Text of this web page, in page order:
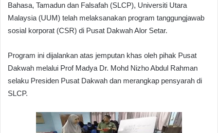
Bahasa, Tamadun dan Falsafah (SLCP), Universiti Utara
Malaysia (UUM) telah melaksanakan program tanggungjawab
sosial korporat (CSR) di Pusat Dakwah Alor Setar.
Program ini dijalankan atas jemputan khas oleh pihak Pusat
Dakwah melalui Prof Madya Dr. Mohd Nizho Abdul Rahman
selaku Presiden Pusat Dakwah dan merangkap pensyarah di
SLCP.